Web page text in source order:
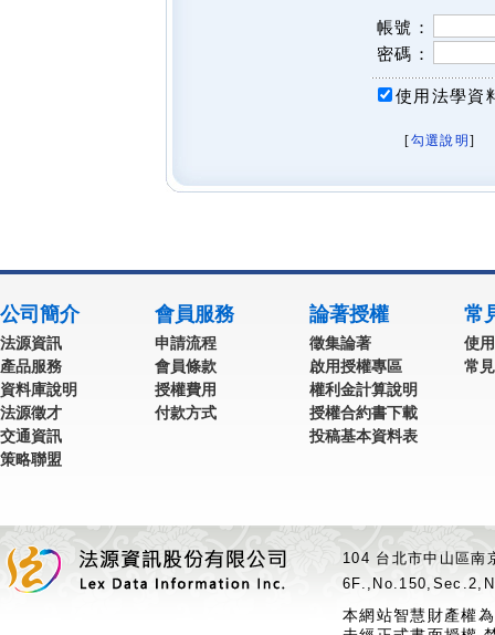
帳號：
密碼：
使用法學資
[勾選說明 ]
公司簡介
法源資訊
產品服務
資料庫說明
法源徵才
交通資訊
策略聯盟
會員服務
申請流程
會員條款
授權費用
付款方式
論著授權
徵集論著
啟用授權專區
權利金計算說明
授權合約書下載
投稿基本資料表
常
使
常
104 台北市中山區
本網站智慧財產權